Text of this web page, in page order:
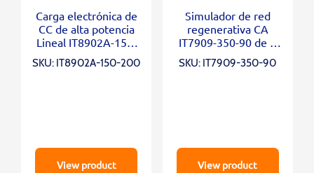
Carga electrónica de
CC de alta potencia
Lineal IT8902A-150-
SKU: IT8902A-150-200
View product
Simulador de red
regenerativa CA
IT7909-350-90 de 4
SKU: IT7909-350-90
View product